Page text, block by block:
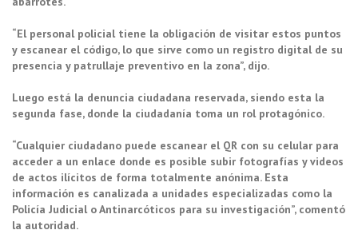
“El personal policial tiene la obligación de visitar estos puntos
y escanear el código, lo que sirve como un registro digital de su
presencia y patrullaje preventivo en la zona”, dijo.
Luego está la denuncia ciudadana reservada, siendo esta la
segunda fase, donde la ciudadanía toma un rol protagónico.
“Cualquier ciudadano puede escanear el QR con su celular para
acceder a un enlace donde es posible subir fotografías y videos
de actos ilícitos de forma totalmente anónima. Esta
información es canalizada a unidades especializadas como la
Policía Judicial o Antinarcóticos para su investigación”, comentó
la autoridad.